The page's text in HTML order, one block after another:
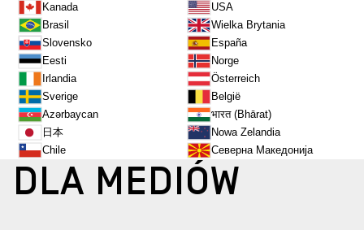
Kanada
USA
Brasil
Wielka Brytania
Slovensko
España
Eesti
Norge
Irlandia
Österreich
Sverige
België
Azərbaycan
भारत (Bhārat)
日本
Nowa Zelandia
Chile
Северна Македонија
DLA MEDIÓW